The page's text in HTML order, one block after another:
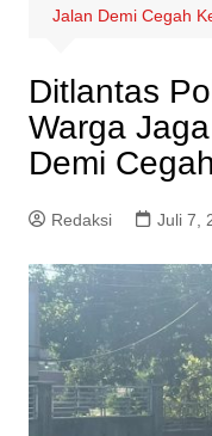
Jalan Demi Cegah
Ditlantas
Warga
Demi
Redaksi Juli 7,